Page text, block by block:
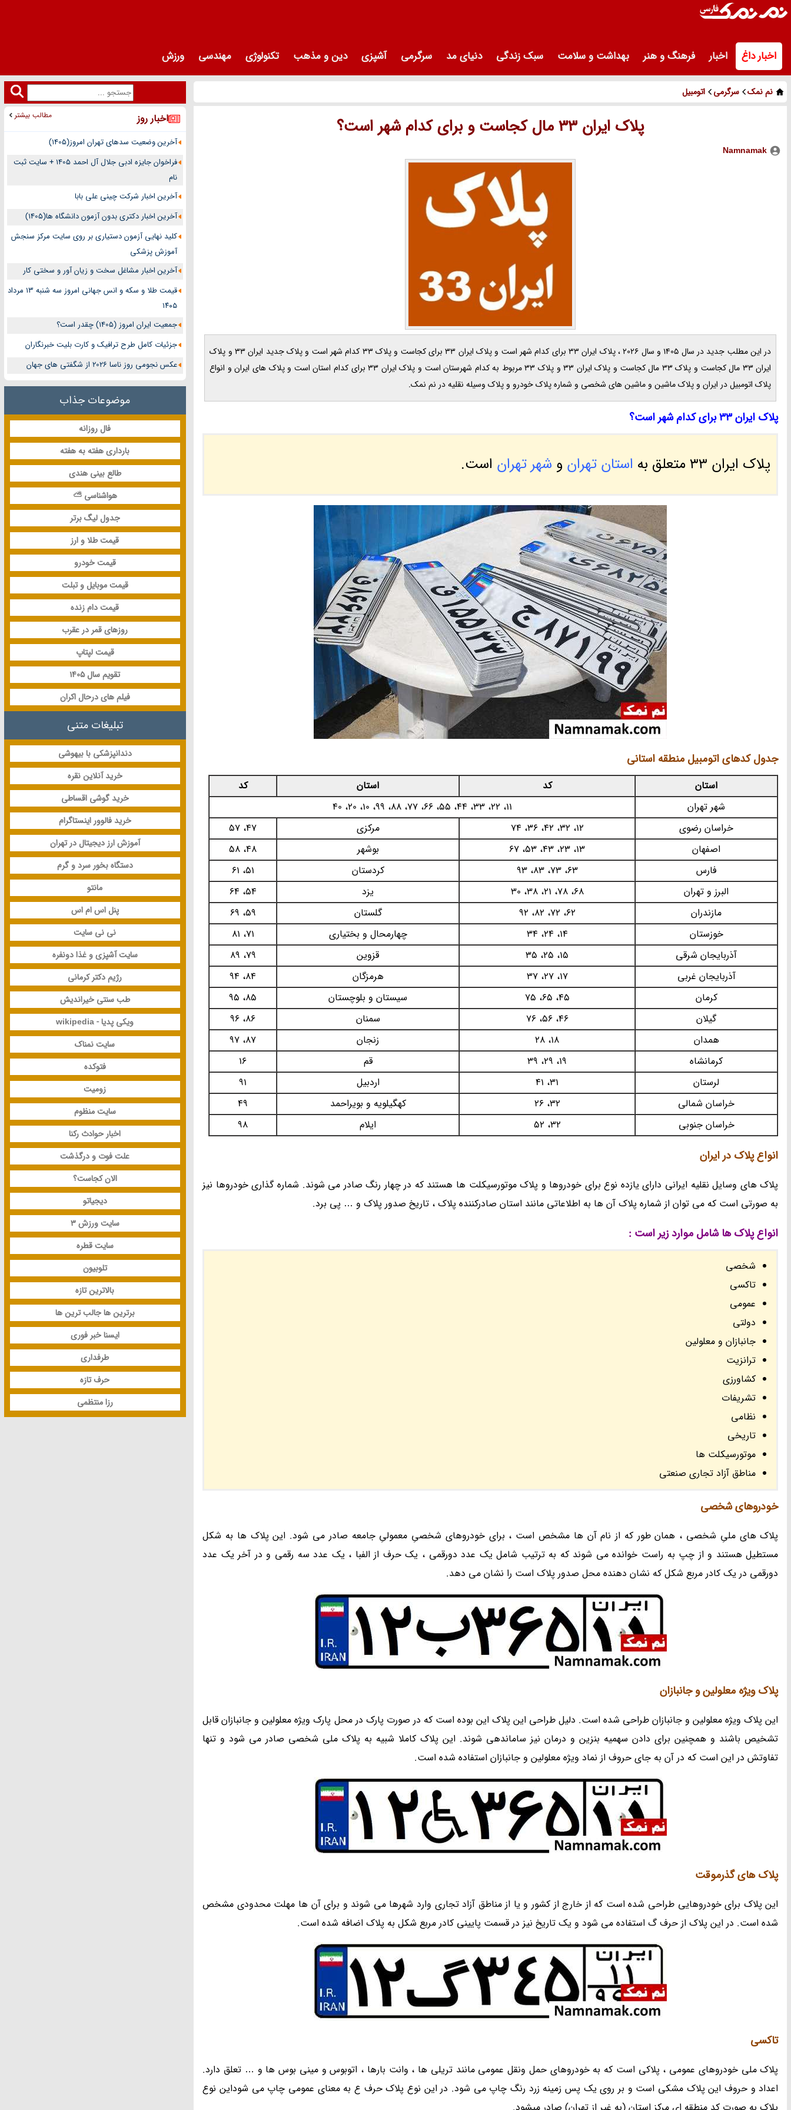
اخبار داغ اخبار فرهنگ و هنر بهداشت و سلامت سبک زندگی دنیای مد سرگرمی آشپزی دین و مذهب تکنولوژی مهندسی ورزش
نم نمک سرگرمی اتومبیل
پلاک ایران 33 مال کجاست و برای کدام شهر است؟
Namnamak
در این مطلب جدید در سال 1405 و سال 2026 ، پلاک ایران 33 برای کدام شهر است و پلاک ایران 33 برای کجاست و پلاک 33 کدام شهر است و پلاک جدید ایران 33 و پلاک
ایران 33 مال کجاست و پلاک 33 مال کجاست و پلاک ایران 33 و پلاک 33 مربوط به کدام شهرستان است و پلاک ایران 33 برای کدام استان است و پلاک های ایران و انواع
پلاک اتومبیل در ایران و پلاک ماشین و ماشین های شخصی و شماره پلاک خودرو و پلاک وسیله نقلیه در نم نمک.
پلاک ایران 33 برای کدام شهر است؟
پلاک ایران 33 متعلق به استان تهران و شهر تهران است.
جدول کدهای اتومبیل منطقه استانی
استان کد استان
کد
شهر تهران
11، 22، 33، 44، 55، 66، 77، 88، 99، 10، 20، 40
خراسان رضوی
12، 32، 42، 36، 74 مرکزی
47، 57
اصفهان
13، 23، 43، 53، 67 بوشهر
48، 58
فارس
63، 73، 83، 93 کردستان
51، 61
البرز و تهران
68، 78، 21، 38، 30 یزد
54، 64
مازندران
62، 72، 82، 92 گلستان
59، 69
خوزستان
14، 24، 34 چهارمحال و بختیاری
71، 81
آذربایجان شرقی
15، 25، 35 قزوین
79، 89
آذربایجان غربی
17، 27، 37 هرمزگان
84، 94
کرمان
45، 65، 75 سیستان و بلوچستان
85، 95
گیلان
46، 56، 76 سمنان
86، 96
همدان
18، 28 زنجان
87، 97
کرمانشاه
19، 29، 39 قم
16
لرستان
31، 41 اردبیل
91
خراسان شمالی
32، 26 کهگیلویه و بویراحمد
49
خراسان جنوبی
32، 52 ایلام 98
انواع پلاک در ایران
پلاک های وسایل نقلیه ایرانی دارای یازده نوع برای خودروها و پلاک موتورسیکلت ها هستند که در چهار رنگ صادر می شوند. شماره گذاری خودروها نیز
به صورتی است که می توان از شماره پلاک آن ها به اطلاعاتی مانند استان صادرکننده پلاک ، تاریخ صدور پلاک و … پی برد.
انواع پلاک ها شامل موارد زیر است :
شخصی
تاکسی
عمومی
دولتی
جانبازان و معلولین
ترانزیت
کشاورزی
تشریفات
نظامی
تاریخی
موتورسیکلت ها
مناطق آزاد تجاری صنعتی
خودروهای شخصی
پلاک های ملیِ شخصی ، همان طور که از نام آن ها مشخص است ، برای خودروهای شخصیِ معمولیِ جامعه صادر می شود. این پلاک ها به شکل
مستطیل هستند و از چپ به راست خوانده می شوند که به ترتیب شامل یک عدد دورقمی ، یک حرف از الفبا ، یک عدد سه رقمی و در آخر یک عدد
دورقمی در یک کادر مربع شکل که نشان دهنده محل صدور پلاک است را نشان می دهد.
پلاک ویژه معلولین و جانبازان
این پلاک ویژه معلولین و جانبازان طراحی شده است. دلیل طراحی این پلاک این بوده است که در صورت پارک در محل پارک ویژه معلولین و جانبازان قابل
تشخیص باشند و همچنین برای دادن سهمیه بنزین و درمان نیز ساماندهی شوند. این پلاک کاملا شبیه به پلاک ملی شخصی صادر می شود و تنها
تفاوتش در این است که در آن به جای حروف از نماد ویژه معلولین و جانبازان استفاده شده است.
پلاک های گذرموقت
این پلاک برای خودروهایی طراحی شده است که از خارج از کشور و یا از مناطق آزاد تجاری وارد شهرها می شوند و برای آن ها مهلت محدودی مشخص
شده است. در این پلاک از حرف گ استفاده می شود و یک تاریخ نیز در قسمت پایینی کادر مربع شکل به پلاک اضافه شده است.
تاکسی
پلاک ملی خودروهای عمومی ، پلاکی است که به خودروهای حمل ونقل عمومی مانند تریلی ها ، وانت بارها ، اتوبوس و مینی بوس ها و … تعلق دارد.
اعداد و حروف این پلاک مشکی است و بر روی یک پس زمینه زرد رنگ چاپ می شود. در این نوع پلاک حرف ع به معنای عمومی چاپ می شوداین نوع
اخبار روز مطالب بیشتر
آخرین وضعیت سدهای تهران امروز(1405)
فراخوان جایزه ادبی جلال آل احمد 1405 + سایت ثبت
نام
آخرین اخبار شرکت چینی علی بابا
آخرین اخبار دکتری بدون آزمون دانشگاه ها(1405)
کلید نهایی آزمون دستیاری بر روی سایت مرکز سنجش
آموزش پزشکی
آخرین اخبار مشاغل سخت و زیان آور و سختی کار
قیمت طلا و سکه و انس جهانی امروز سه شنبه ۱۳ مرداد
۱۴۰۵
جمعیت ایران امروز (1405) چقدر است؟
جزئیات کامل طرح ترافیک و کارت بلیت خبرنگاران
عکس نجومی روز ناسا 2026 از شگفتی های جهان
موضوعات جذاب
فال روزانه
بارداری هفته به هفته
طالع بینی هندی
هواشناسی ⛅
جدول لیگ برتر
قیمت طلا و ارز
قیمت خودرو
قیمت موبایل و تبلت
قیمت دام زنده
روزهای قمر در عقرب
قیمت لپتاپ
تقویم سال 1405
فیلم های درحال اکران
تبلیغات متنی
دندانپزشکی با بیهوشی
خرید آنلاین نقره
خرید گوشی اقساطی
خرید فالوور اینستاگرام
آموزش ارز دیجیتال در تهران
دستگاه بخور سرد و گرم
مانتو
پنل اس ام اس
نی نی سایت
سایت آشپزی و غذا دونفره
رژیم دکتر کرمانی
طب سنتی خیراندیش
ویکی پدیا - wikipedia
سایت نمناک
فتوکده
زومیت
سایت منظوم
اخبار حوادث رکنا
علت فوت و درگذشت
الان کجاست؟
دیجیاتو
سایت ورزش 3
سایت قطره
تلوبیون
بالاترین تازه
برترین ها جالب ترین ها
ایسنا خبر فوری
طرفداری
حرف تازه
رزا منتظمی